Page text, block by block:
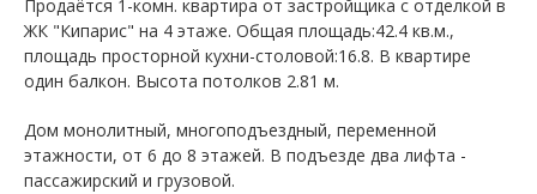
Продаётся 1-комн. квартира от застройщика c отделкой в
ЖК "Кипарис" на 4 этаже. Общая площадь:42.4 кв.м.,
площадь просторной кухни-столовой:16.8. B квартире
один балкон. Высота потолков 2.81 м.
Дом монолитный, многоподъездный, переменной
этажности, от 6 до 8 этажей. B подъезде два лифта -
пассажирский и грузовой.